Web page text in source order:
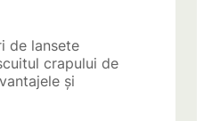
de lansete
crapului de
și